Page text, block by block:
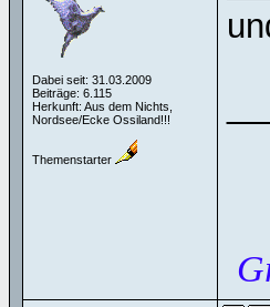
Dabei seit: 31.03.2009
Beiträge: 6.115
Herkunft: Aus dem Nichts,
Nordsee/Ecke Ossiland!!!
Themenstarter